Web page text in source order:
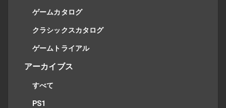
ゲームカタログ
クラシックスカタログ
ゲームトライアル
アーカイブス
すべて
PS1